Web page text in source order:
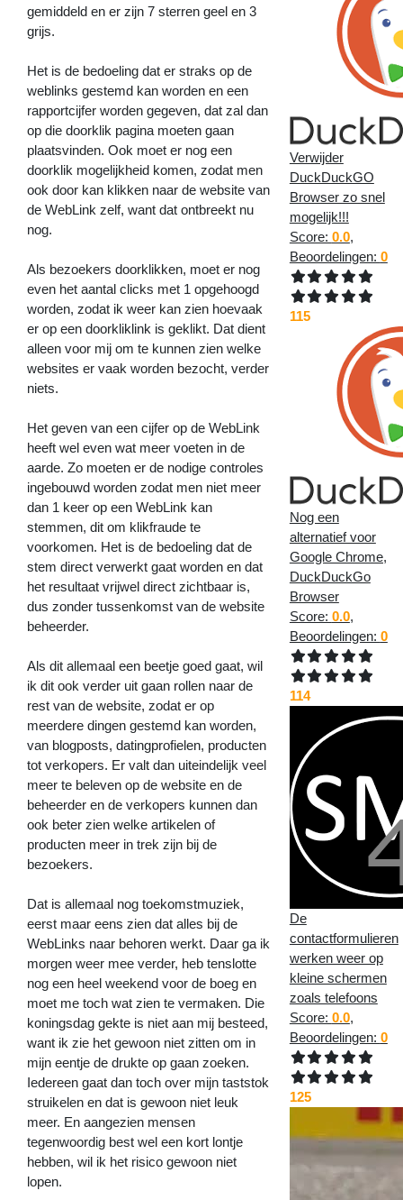
gemiddeld en er zijn 7 sterren geel en 3
grijs.
Het is de bedoeling dat er straks op de
weblinks gestemd kan worden en een
rapportcijfer worden gegeven, dat zal dan
op die doorklik pagina moeten gaan
plaatsvinden. Ook moet er nog een
doorklik mogelijkheid komen, zodat men
ook door kan klikken naar de website van
de WebLink zelf, want dat ontbreekt nu
nog.
Als bezoekers doorklikken, moet er nog
even het aantal clicks met 1 opgehoogd
worden, zodat ik weer kan zien hoevaak
er op een doorkliklink is geklikt. Dat dient
alleen voor mij om te kunnen zien welke
websites er vaak worden bezocht, verder
niets.
Het geven van een cijfer op de WebLink
heeft wel even wat meer voeten in de
aarde. Zo moeten er de nodige controles
ingebouwd worden zodat men niet meer
dan 1 keer op een WebLink kan
stemmen, dit om klikfraude te
voorkomen. Het is de bedoeling dat de
stem direct verwerkt gaat worden en dat
het resultaat vrijwel direct zichtbaar is,
dus zonder tussenkomst van de website
beheerder.
Als dit allemaal een beetje goed gaat, wil
ik dit ook verder uit gaan rollen naar de
rest van de website, zodat er op
meerdere dingen gestemd kan worden,
van blogposts, datingprofielen, producten
tot verkopers. Er valt dan uiteindelijk veel
meer te beleven op de website en de
beheerder en de verkopers kunnen dan
ook beter zien welke artikelen of
producten meer in trek zijn bij de
bezoekers.
Dat is allemaal nog toekomstmuziek,
eerst maar eens zien dat alles bij de
WebLinks naar behoren werkt. Daar ga ik
morgen weer mee verder, heb tenslotte
nog een heel weekend voor de boeg en
moet me toch wat zien te vermaken. Die
koningsdag gekte is niet aan mij besteed,
want ik zie het gewoon niet zitten om in
mijn eentje de drukte op gaan zoeken.
Iedereen gaat dan toch over mijn taststok
struikelen en dat is gewoon niet leuk
meer. En aangezien mensen
tegenwoordig best wel een kort lontje
hebben, wil ik het risico gewoon niet
lopen.
Verwijder
DuckDuckGO
Browser zo snel
mogelijk!!!
Score: 0.0,
Beoordelingen: 0
115
Nog een
alternatief voor
Google Chrome,
DuckDuckGo
Browser
Score: 0.0,
Beoordelingen: 0
114
De
contactformulieren
werken weer op
kleine schermen
zoals telefoons
Score: 0.0,
Beoordelingen: 0
125